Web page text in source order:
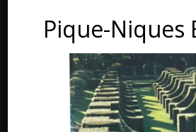
Les Jardins du Manoir d’Eyrignac
24590 Salignac-Eyvigues
Dordogne – Périgord
Téléphone : 05.53.28.99.71
Pique-Niques